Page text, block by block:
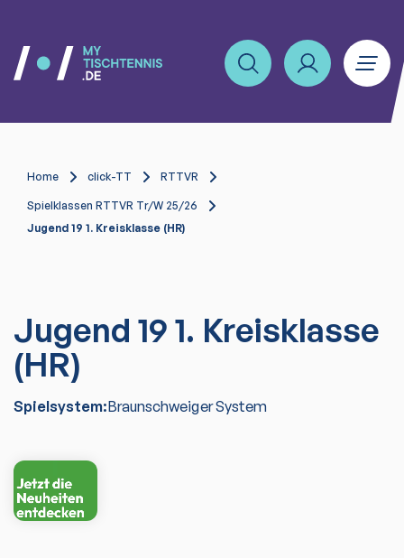
Home click-TT RTTVR
Spielklassen RTTVR Tr/W 25/26
Jugend 19 1. Kreisklasse (HR)
Jugend 19 1. Kreisklasse
(HR)
Spielsystem:Braunschweiger System